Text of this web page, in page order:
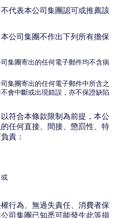
代表本公司集團認可或推薦該
公司集團不作出下列所有擔保
集團寄出的任何電子郵件均不含病
集團寄出的任何電子郵件中所含之
會中斷或出現錯誤，亦不保證缺陷
符合本條款限制為前提，本公
任何直接、間接、懲罰性、特
責：
行為、無過失責任、消費者保
司集團已知悉可能發生此等損